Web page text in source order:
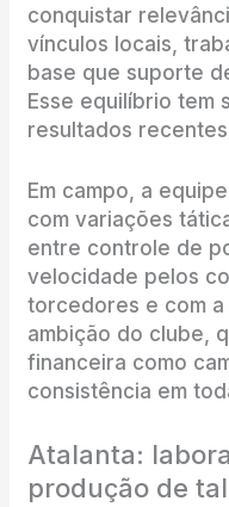
conquistar
vínculos locais,
base que suporte
Esse equilíbrio tem
resultados
Em campo, a
com variações
entre controle de
velocidade pelos
torcedores e com a
ambição do clube,
financeira como
consistência em
Atalanta:
produção de